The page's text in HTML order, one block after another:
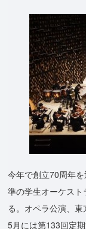
今年で創立70周年
準の学生オーケス
る。オペラ公演、東
5月には第133回定